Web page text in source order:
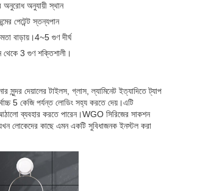
অনুযায়ী স্থান
পেটেন্ট স্তন্যপান
বাড়ায়।4~5 গুণ দীর্ঘ
3 গুণ শক্তিশালী।
সুন্দর দেয়ালের টাইলস, গ্লাস, ল্যামিনেট ইত্যাদিতে ট্যাপ
5 কেজি পর্যন্ত লোডিং সহ্য করতে দেয়।এটি
ব্যবহার করতে পারেন।WGO সিরিজের সাকশন
লোকেদের কাছে এমন একটি সুবিধাজনক ইনস্টল করা